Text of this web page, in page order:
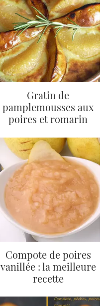
Gratin de
pamplemousses aux
poires et romarin
Compote de poires
vanillée : la meilleure
recette